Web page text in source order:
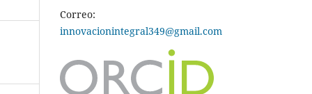
Correo:
innovacionintegral349@gmail.com